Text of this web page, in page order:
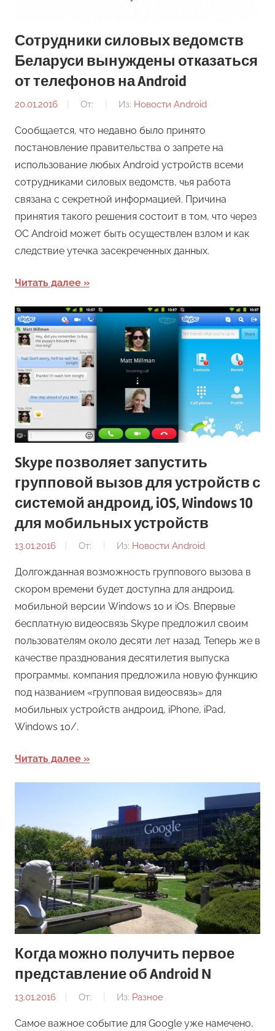
Сотрудники силовых ведомств
Беларуси вынуждены отказаться
от телефонов на Android
20.01.2016 От: Из: Новости Android
Сообщается, что недавно было принято
постановление правительства о запрете на
использование любых Android устройств всеми
сотрудниками силовых ведомств, чья работа
связана с секретной информацией. Причина
принятия такого решения состоит в том, что через
ОС Android может быть осуществлен взлом и как
следствие утечка засекреченных данных.
Читать далее
Skype позволяет запустить
групповой вызов для устройств с
системой андроид, iOS, Windows 10
для мобильных устройств
13.01.2016 От: Из: Новости Android
Долгожданная возможность группового вызова в
скором времени будет доступна для андроид,
мобильной версии Windows 10 и iOs. Впервые
бесплатную видеосвязь Skype предложил своим
пользователям около десяти лет назад. Теперь же в
качестве празднования десятилетия выпуска
программы, компания предложила новую функцию
под названием «групповая видеосвязь» для
мобильных устройств андроид, iPhone, iPad,
Windows 10/.
Читать далее
Когда можно получить первое
представление об Android N
13.01.2016 От: Из: Разное
Самое важное событие для Google уже намечено,